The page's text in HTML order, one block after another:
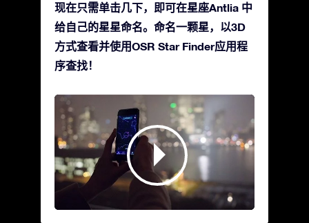
现在只需单击几下，即可在星座Antlia 中
给自己的星星命名。命名一颗星，以3D
方式查看并使用OSR Star Finder应用程
序查找！